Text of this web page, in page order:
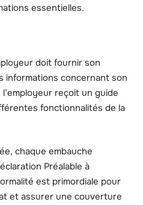
essentielles.
doit fournir son
informations concernant son
reçoit un guide
fonctionnalités de la
chaque embauche
Préalable à
est primordiale pour
et assurer une couverture